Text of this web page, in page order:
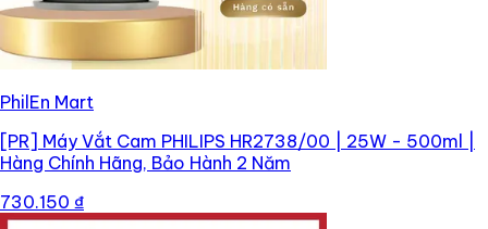
PhilEn Mart
[PR] Máy Vắt Cam PHILIPS HR2738/00 | 25W - 500ml |
Hàng Chính Hãng, Bảo Hành 2 Năm
730.150 ₫